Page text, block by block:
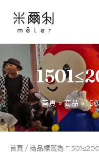
要
內
容
首頁 商品
首頁 / 商品標籤為